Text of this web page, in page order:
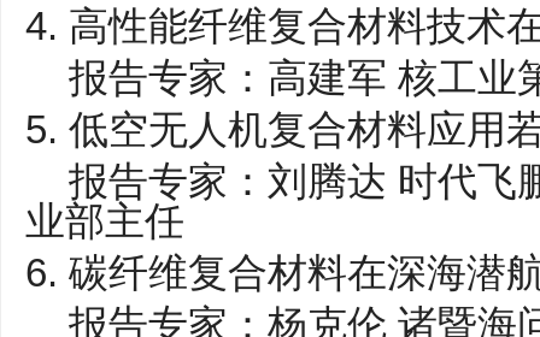
4. 高性能纤维复合材料技术
报告专家：高建军 核工业
5. 低空无人机复合材料应用
报告专家：刘腾达 时代飞
业部主任
6. 碳纤维复合材料在深海潜
报告专家：杨克伦 诸暨海